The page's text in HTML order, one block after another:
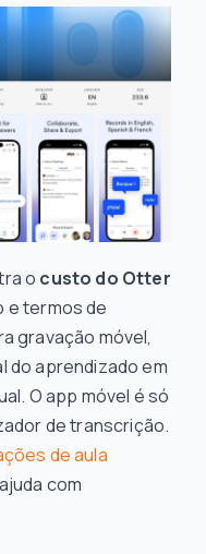
o custo do Otter
e termos de
gravação móvel,
do aprendizado em
O app móvel é só
de transcrição.
de aula
com